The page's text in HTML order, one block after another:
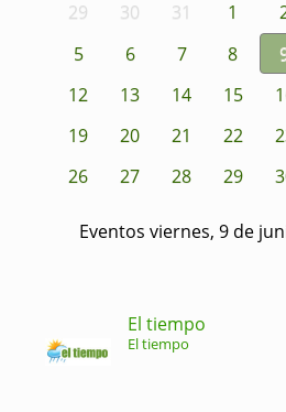
29 30 31 1
5
6 7 8
12
13 14 15
19
20 21 22
26
27 28 29
Eventos viernes, 9 de
El tiempo
El tiempo